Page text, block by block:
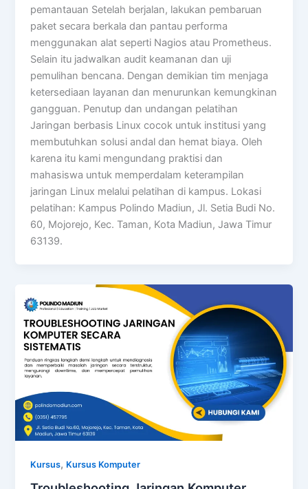
pemantauan Setelah berjalan, lakukan pembaruan
paket secara berkala dan pantau performa
menggunakan alat seperti Nagios atau Prometheus.
Selain itu jadwalkan audit keamanan dan uji
pemulihan bencana. Dengan demikian tim menjaga
ketersediaan layanan dan menurunkan kemungkinan
gangguan. Penutup dan undangan pelatihan
Jaringan berbasis Linux cocok untuk institusi yang
membutuhkan solusi andal dan hemat biaya. Oleh
karena itu kami mengundang praktisi dan
mahasiswa untuk memperdalam keterampilan
jaringan Linux melalui pelatihan di kampus. Lokasi
pelatihan: Kampus Polindo Madiun, Jl. Setia Budi No.
60, Mojorejo, Kec. Taman, Kota Madiun, Jawa Timur
63139.
Kursus, Kursus Komputer